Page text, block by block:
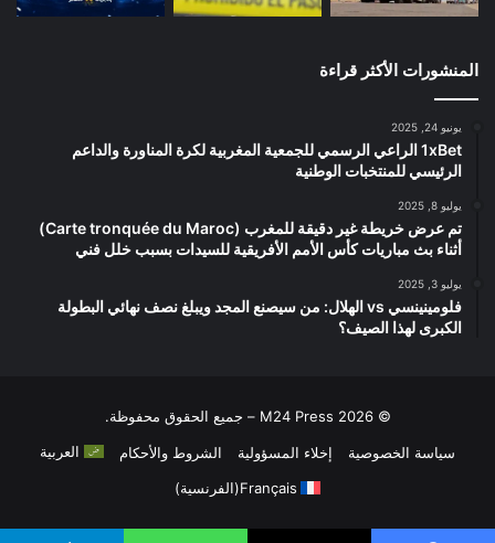
المنشورات الأكثر قراءة
يونيو 24, 2025
1xBet الراعي الرسمي للجمعية المغربية لكرة المناورة والداعم
الرئيسي للمنتخبات الوطنية
يوليو 8, 2025
تم عرض خريطة غير دقيقة للمغرب (Carte tronquée du Maroc)
أثناء بث مباريات كأس الأمم الأفريقية للسيدات بسبب خلل فني
يوليو 3, 2025
فلومينينسي vs الهلال: من سيصنع المجد ويبلغ نصف نهائي البطولة
الكبرى لهذا الصيف؟
© 2026 M24 Press – جميع الحقوق محفوظة.
سياسة الخصوصية إخلاء المسؤولية الشروط والأحكام العربية
Français
(الفرنسية)